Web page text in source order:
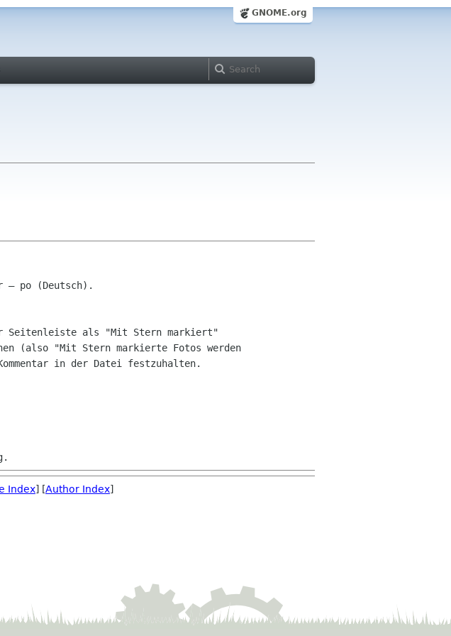
GNOME.org
Seitenleiste als "Mit Stern markiert"
(also "Mit Stern markierte Fotos werden
in der Datei festzuhalten.
Index] [Author Index]